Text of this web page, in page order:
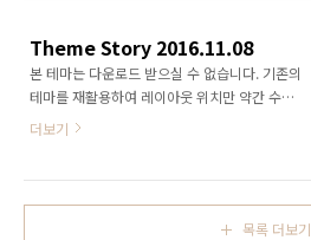
CustomCover (유료 + 필수)Acapella II (유료
+ 선택)Anemone 또는 WinterBoard (무료 +
선택) _적용기기해상도 640X1136을 지원하는
iPod TouchiPhone5, 5c, 5s, 5seiPhone6,
료를 다운로드 후 압축을 해제하시면 두개의 폴
Theme Story 2016.11.08
본 테마는 다운로드 받으실 수 없습니다. 기존의
테마를 재활용하여 레이아웃 위치만 약간 수정
하였습니다. 위젯과 제어센터의 절묘한 위치.음
더보기
목록 더보기